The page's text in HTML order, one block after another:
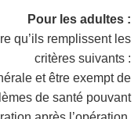
Pour les adultes :
qu’ils remplissent les
critères suivants :
et être exempt de
de santé pouvant